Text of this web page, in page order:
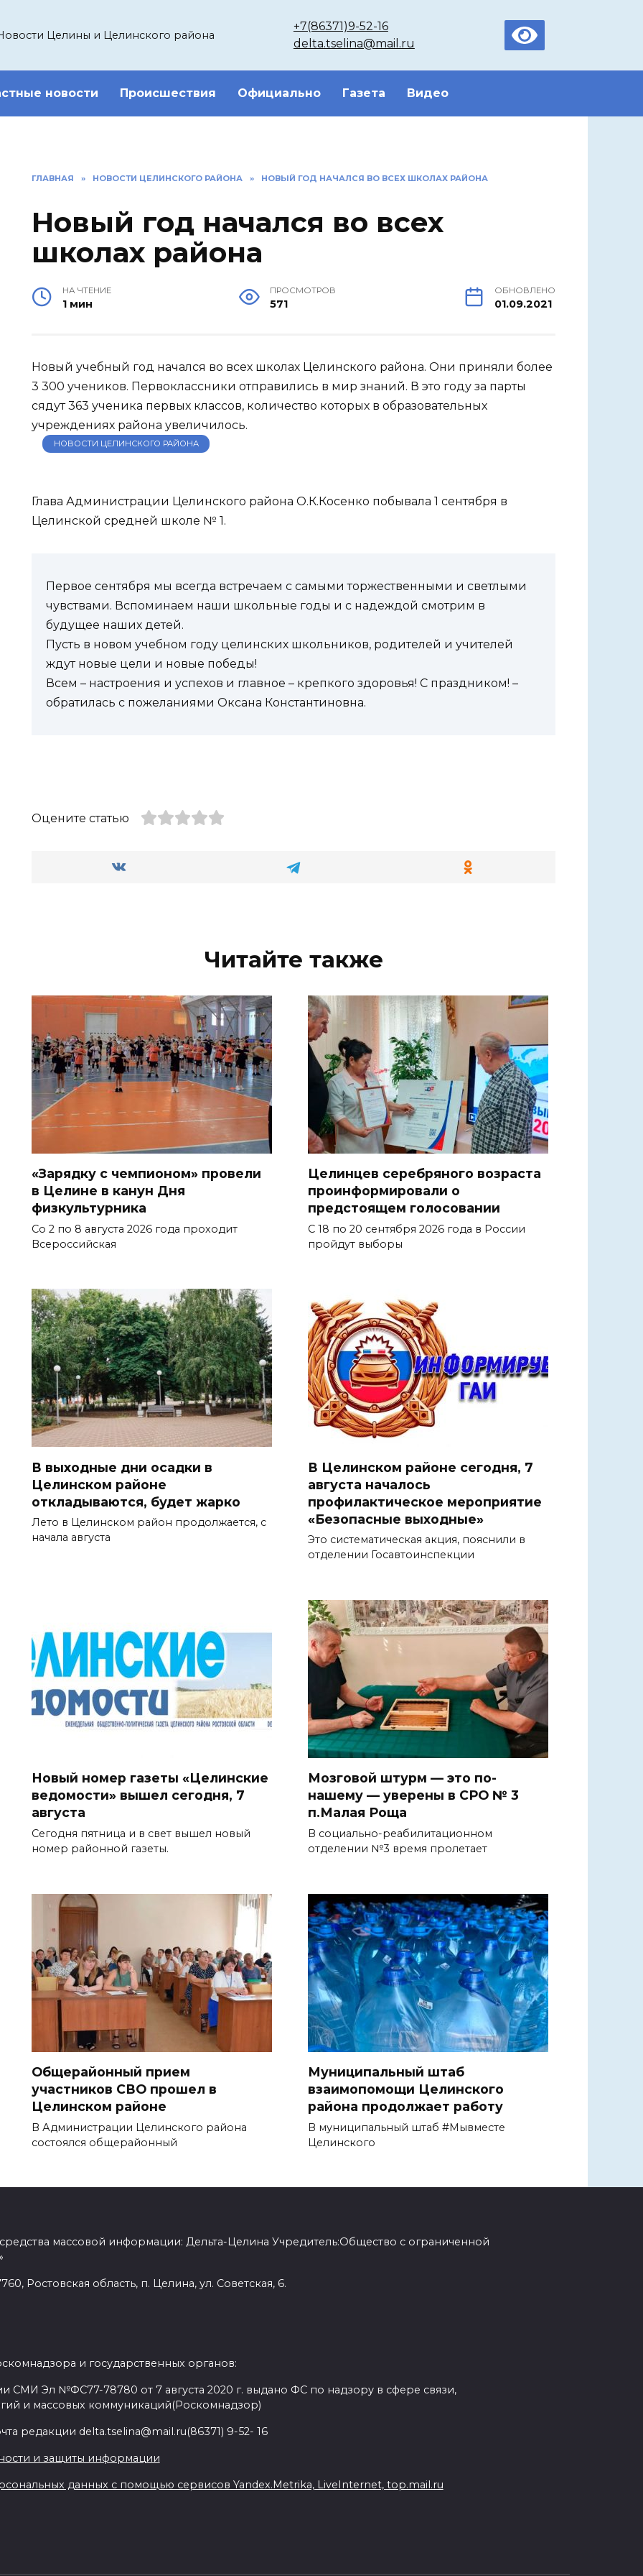
Целины и Целинского района
+7(86371)9-52-16
delta.tselina@mail.ru
новости Происшествия Официально Газета Видео
ГЛАВНАЯ » НОВОСТИ ЦЕЛИНСКОГО РАЙОНА » НОВЫЙ ГОД НАЧАЛСЯ ВО ВСЕХ ШКОЛАХ РАЙОНА
Новый год начался во всех
школах района
НА ЧТЕНИЕ
1 мин
ПРОСМОТРОВ
571
ОБНОВЛЕНО
01.09.2021
Новый учебный год начался во всех школах Целинского района. Они приняли более
3 300 учеников. Первоклассники отправились в мир знаний. В это году за парты
сядут 363 ученика первых классов, количество которых в образовательных
учреждениях района увеличилось.
НОВОСТИ ЦЕЛИНСКОГО РАЙОНА
Глава Администрации Целинского района О.К.Косенко побывала 1 сентября в
Целинской средней школе № 1.
Первое сентября мы всегда встречаем с самыми торжественными и светлыми
чувствами. Вспоминаем наши школьные годы и с надеждой смотрим в
будущее наших детей.
Пусть в новом учебном году целинских школьников, родителей и учителей
ждут новые цели и новые победы!
Всем – настроения и успехов и главное – крепкого здоровья! С праздником! –
обратилась с пожеланиями Оксана Константиновна.
Оцените статью
Читайте также
«Зарядку с чемпионом» провели
в Целине в канун Дня
физкультурника
Со 2 по 8 августа 2026 года проходит
Всероссийская
Целинцев серебряного возраста
проинформировали о
предстоящем голосовании
С 18 по 20 сентября 2026 года в России
пройдут выборы
В выходные дни осадки в
Целинском районе
откладываются, будет жарко
Лето в Целинском район продолжается, с
начала августа
В Целинском районе сегодня, 7
августа началось
профилактическое мероприятие
«Безопасные выходные»
Это систематическая акция, пояснили в
отделении Госавтоинспекции
Новый номер газеты «Целинские
ведомости» вышел сегодня, 7
августа
Сегодня пятница и в свет вышел новый
номер районной газеты.
Мозговой штурм — это по-
нашему — уверены в СРО № 3
п.Малая Роща
В социально-реабилитационном
отделении №3 время пролетает
Общерайонный прием
участников СВО прошел в
Целинском районе
В Администрации Целинского района
состоялся общерайонный
Муниципальный штаб
взаимопомощи Целинского
района продолжает работу
В муниципальный штаб #Мывместе
Целинского
массовой информации: Дельта-Целина Учредитель:Общество с ограниченной
Ростовская область, п. Целина, ул. Советская, 6.
и государственных органов:
СМИ Эл №ФС77-78780 от 7 августа 2020 г. выдано ФС по надзору в сфере связи,
и массовых коммуникаций(Роскомнадзор)
редакции delta.tselina@mail.ru(86371) 9-52- 16
и защиты информации
данных с помощью сервисов Yandex.Metrika, LiveInternet, top.mail.ru